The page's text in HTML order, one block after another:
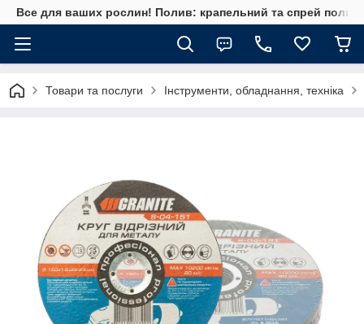
Все для ваших рослин! Полив: крапельний та спрей полив,
Товари та послуги Інструменти, обладнання, техніка